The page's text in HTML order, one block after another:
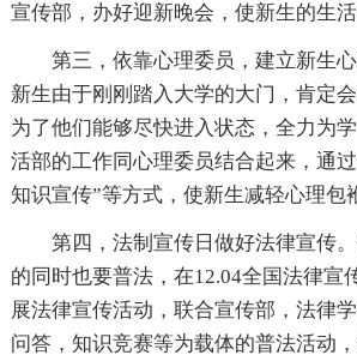
宣传部，办好迎新晚会，使新生的生活
第三，依靠心理委员，建立新生
新生由于刚刚踏入大学的大门，肯定
为了他们能够尽快进入状态，全力为
活部的工作同心理委员结合起来，通
知识宣传”等方式，使新生减轻心理包
第四，法制宣传日做好法律宣传
的同时也要普法，在12.04全国法律宣
展法律宣传活动，联合宣传部，法律
问答，知识竞赛等为载体的普法活动